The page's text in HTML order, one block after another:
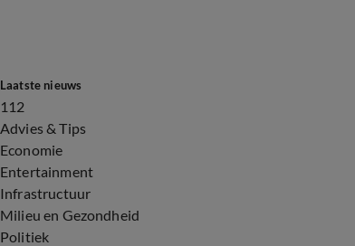
Laatste nieuws
112
Advies & Tips
Economie
Entertainment
Infrastructuur
Milieu en Gezondheid
Politiek